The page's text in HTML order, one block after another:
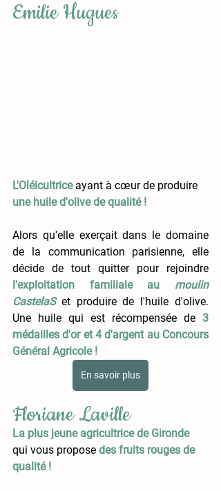
Emilie Hugues
L'Oléicultrice ayant à cœur de produire
une huile d'olive de qualité !
Alors qu'elle exerçait dans le domaine
de la communication parisienne, elle
décide de tout quitter pour rejoindre
l'exploitation familiale au moulin
CastelaS et produire de l'huile d'olive.
Une huile qui est récompensée de 3
médailles d'or et 4 d'argent au Concours
Général Agricole !
En savoir plus
Floriane Laville
La plus jeune agricultrice de Gironde
qui vous propose des fruits rouges de
qualité !